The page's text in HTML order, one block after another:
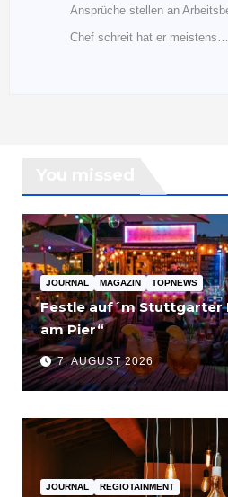
Ansprüche stellen an
Chef schreit hat er meistens…
JOURNAL MAGAZIN TOPNEWS
Festle auf´m Stuttgarter
am Pier“
7. AUGUST 2026
JOURNAL REGIOTAINMENT